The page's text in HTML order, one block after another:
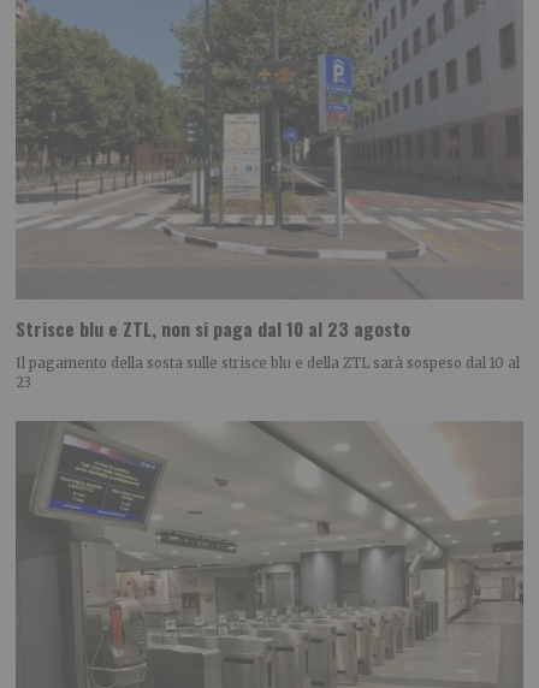
Strisce blu e ZTL, non si paga dal 10 al 23 agosto
Il pagamento della sosta sulle strisce blu e della ZTL sarà sospeso dal 10 al
23